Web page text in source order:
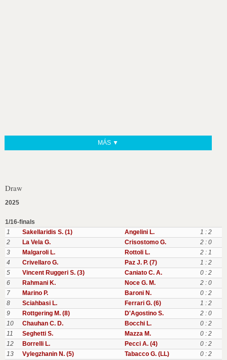
MÁS ▼
Draw
2025
1/16-finals
1
Sakellaridis S. (1) Angelini L.
1 : 2
2
La Vela G. Crisostomo G.
2 : 0
3
Malgaroli L. Rottoli L.
2 : 1
4
Crivellaro G. Paz J. P. (7)
1 : 2
5
Vincent Ruggeri S. (3) Caniato C. A.
0 : 2
6
Rahmani K. Noce G. M.
2 : 0
7
Marino P. Baroni N.
0 : 2
8
Sciahbasi L. Ferrari G. (6)
1 : 2
9
Rottgering M. (8) D'Agostino S.
2 : 0
10
Chauhan C. D. Bocchi L.
0 : 2
11
Seghetti S. Mazza M.
0 : 2
12
Borrelli L. Pecci A. (4)
0 : 2
13
Vylegzhanin N. (5) Tabacco G. (LL) 0 : 2